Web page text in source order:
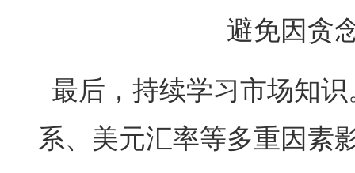
避免因贪
最后，持续学习市场知
系、美元汇率等多重因素